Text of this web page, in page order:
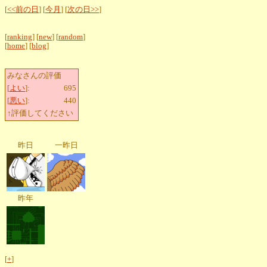
[<<前の日 ] [今月 ] [次の日>>]
[ranking] [new] [random]
[home] [blog]
みなさんの評価
[よい]:
695
[悪い]:
440
↑評価してください
昨日 一昨日
昨年
[+]